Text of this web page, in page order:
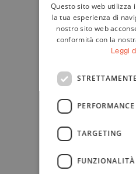
Questo sito web utilizza
la tua esperienza di
nostro sito web
conformità con la
Leggi
PERFORMANCE
TARGETING
FUNZIONALITÀ